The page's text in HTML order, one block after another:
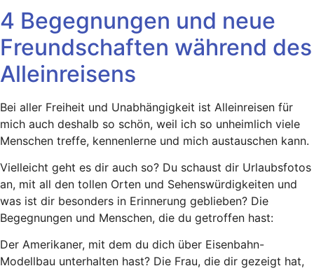
4 Begegnungen und neue
Freundschaften während des
Alleinreisens
Bei aller Freiheit und Unabhängigkeit ist Alleinreisen für
mich auch deshalb so schön, weil ich so unheimlich viele
Menschen treffe, kennenlerne und mich austauschen kann.
Vielleicht geht es dir auch so? Du schaust dir Urlaubsfotos
an, mit all den tollen Orten und Sehenswürdigkeiten und
was ist dir besonders in Erinnerung geblieben? Die
Begegnungen und Menschen, die du getroffen hast:
Der Amerikaner, mit dem du dich über Eisenbahn-
Modellbau unterhalten hast? Die Frau, die dir gezeigt hat,